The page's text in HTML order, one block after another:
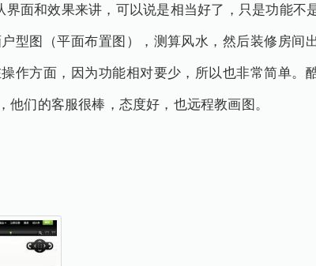
面和效果来讲，可以说是相当好了，只是功能不
型图（平面布置图），测算风水，然后装修房间
作方面，因为功能相对要少，所以也非常简单。
们的客服很棒，态度好，也远程教画图。